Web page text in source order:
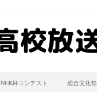
NHK杯コンテスト 総合文化祭